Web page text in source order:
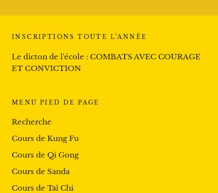
INSCRIPTIONS TOUTE L’ANNÉE
Le dicton de l'école : COMBATS AVEC COURAGE
ET CONVICTION
MENU PIED DE PAGE
Recherche
Cours de Kung Fu
Cours de Qi Gong
Cours de Sanda
Cours de Taï Chi